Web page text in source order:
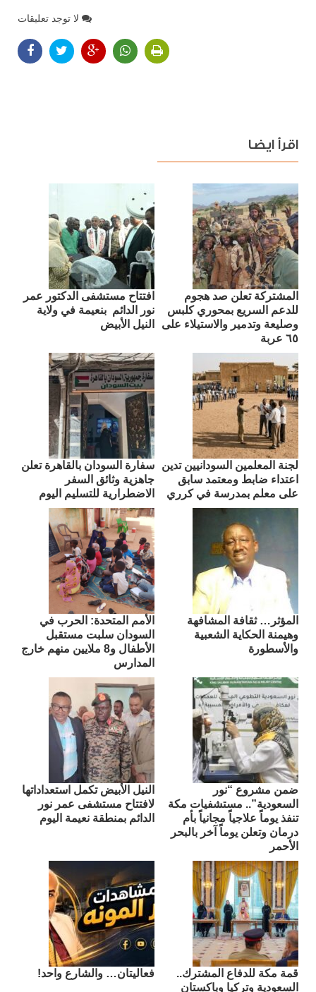
لا توجد تعليقات
اقرأ ايضا
المشتركة تعلن صد هجوم
للدعم السريع بمحوري كلبس
وصليعة وتدمير والاستيلاء على
٦٥ عربة
افتتاح مستشفى الدكتور عمر
نور الدائم بنعيمة في ولاية
النيل الأبيض
لجنة المعلمين السودانيين تدين
اعتداء ضابط ومعتمد سابق
على معلم بمدرسة في كرري
سفارة السودان بالقاهرة تعلن
جاهزية وثائق السفر
الاضطرارية للتسليم اليوم
المؤثر… ثقافة المشافهة
وهيمنة الحكاية الشعبية
والأسطورة
الأمم المتحدة: الحرب في
السودان سلبت مستقبل
الأطفال و8 ملايين منهم خارج
المدارس
ضمن مشروع “نور
السعودية”.. مستشفيات مكة
تنفذ يوماً علاجياً مجانياً بأم
درمان وتعلن يوماً آخر بالبحر
الأحمر
النيل الأبيض تكمل استعداداتها
لافتتاح مستشفى عمر نور
الدائم بمنطقة نعيمة اليوم
قمة مكة للدفاع المشترك..
السعودية وتركيا وباكستان
فعاليتان… والشارع واحد!